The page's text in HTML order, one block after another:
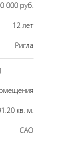
000 руб.
12 лет
Ригла
кв. м.
CАО